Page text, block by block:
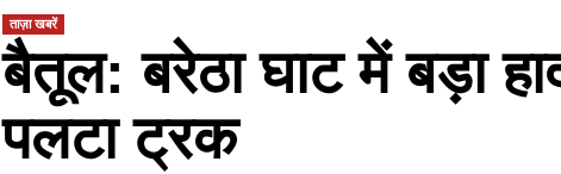
ताज़ा खबरें
बैतूल: बरेठा घाट में बड़ा
पलटा ट्रक